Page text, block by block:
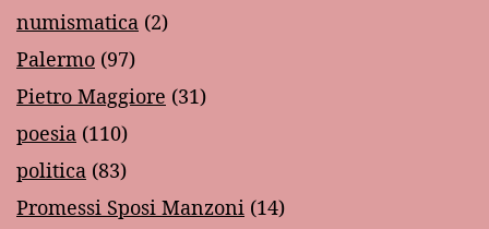
numismatica (2)
Palermo (97)
Pietro Maggiore (31)
poesia (110)
politica (83)
Promessi Sposi Manzoni (14)